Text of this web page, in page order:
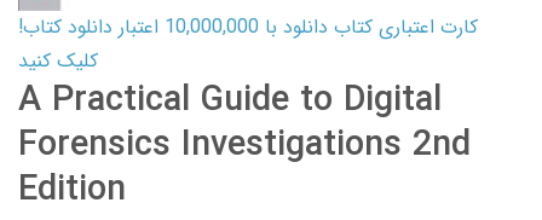
کارت اعتباری کتاب دانلود با 10,000,000 اعتبار دانلود کتاب!
کلیک کنید
A Practical Guide to Digital
Forensics Investigations 2nd
Edition